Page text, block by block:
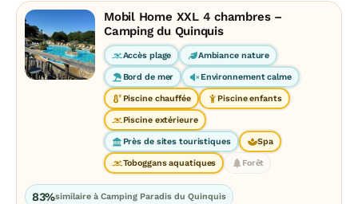
Mobil Home XXL 4 chambres –
Camping du Quinquis
Accès plage Ambiance nature
Bord de mer Environnement calme
Piscine chauffée Piscine enfants
Piscine extérieure
Près de sites touristiques Spa
Toboggans aquatiques Forêt
83%similaire à Camping Paradis du Quinquis